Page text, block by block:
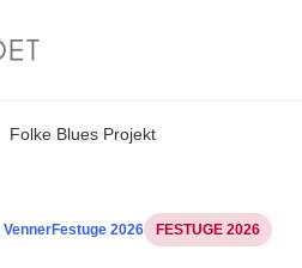
Folke Blues Projekt
Festuge 2026 FESTUGE 2026